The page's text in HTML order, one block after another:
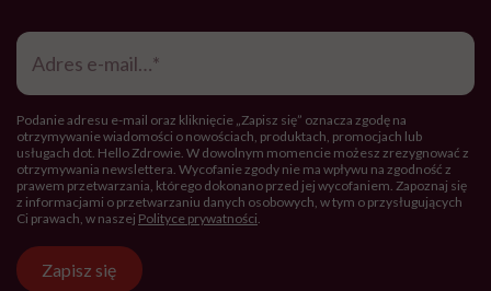
Adres
mail*
Podanie adresu e-mail oraz kliknięcie „Zapisz się” oznacza zgodę na
otrzymywanie wiadomości o nowościach, produktach, promocjach lub
usługach dot. Hello Zdrowie. W dowolnym momencie możesz zrezygnować z
otrzymywania newslettera. Wycofanie zgody nie ma wpływu na zgodność z
prawem przetwarzania, którego dokonano przed jej wycofaniem. Zapoznaj się
z informacjami o przetwarzaniu danych osobowych, w tym o przysługujących
Ci prawach, w naszej Polityce prywatności.
Zapisz się